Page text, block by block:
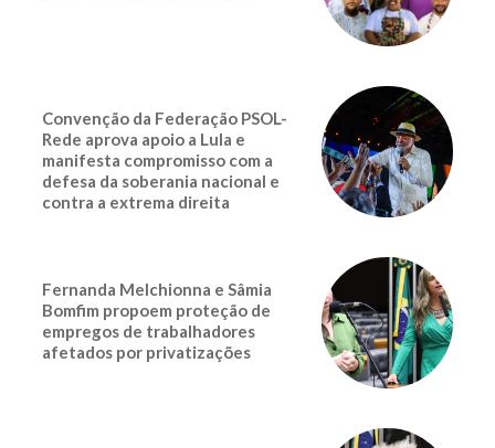
Convenção da Federação PSOL-
Rede aprova apoio a Lula e
manifesta compromisso com a
defesa da soberania nacional e
contra a extrema direita
Fernanda Melchionna e Sâmia
Bomfim propoem proteção de
empregos de trabalhadores
afetados por privatizações